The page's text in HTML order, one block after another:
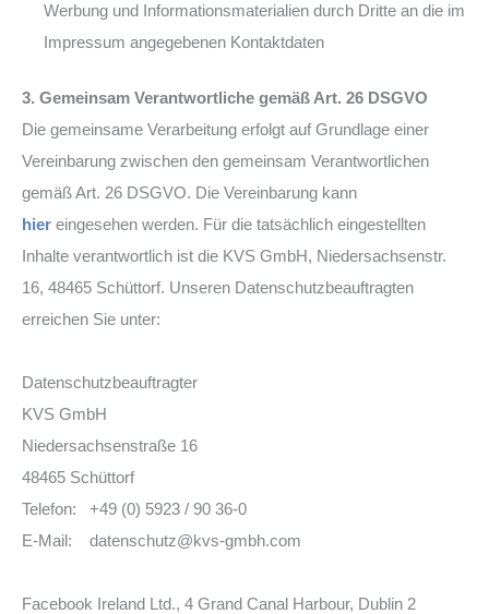
Werbung und Informationsmaterialien durch Dritte an die im
Impressum angegebenen Kontaktdaten
3. Gemeinsam Verantwortliche gemäß Art. 26 DSGVO
Die gemeinsame Verarbeitung erfolgt auf Grundlage einer
Vereinbarung zwischen den gemeinsam Verantwortlichen
gemäß Art. 26 DSGVO. Die Vereinbarung kann
hier eingesehen werden. Für die tatsächlich eingestellten
Inhalte verantwortlich ist die KVS GmbH, Niedersachsenstr.
16, 48465 Schüttorf. Unseren Datenschutzbeauftragten
erreichen Sie unter:
Datenschutzbeauftragter
KVS GmbH
Niedersachsenstraße 16
48465 Schüttorf
Telefon: +49 (0) 5923 / 90 36-0
E-Mail: datenschutz@kvs-gmbh.com
Facebook Ireland Ltd., 4 Grand Canal Harbour, Dublin 2